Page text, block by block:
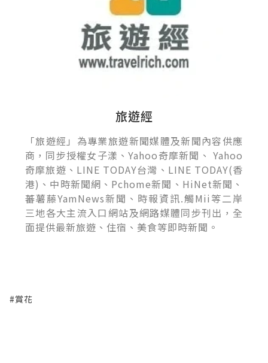
旅遊經
「旅遊經」為專業旅遊新聞媒體及新聞內容供應
商，同步授權女子漾、Yahoo奇摩新聞、 Yahoo
奇摩旅遊、LINE TODAY台灣、LINE TODAY(香
港)、中時新聞網、Pchome新聞、HiNet新聞、
蕃薯藤YamNews新聞、時報資訊.觸Mii等二岸
三地各大主流入口網站及網路媒體同步刊出，全
面提供最新旅遊、住宿、美食等即時新聞。
#賞花